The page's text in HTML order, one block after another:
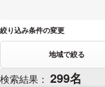
絞り込み条件の変更
地域で絞る
検索結果： 299名